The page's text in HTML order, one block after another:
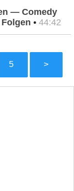
— Comedy
• 44:42
5 >